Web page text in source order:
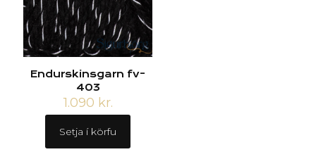
Endurskinsgarn fv-
403
1.090 kr.
Setja í körfu